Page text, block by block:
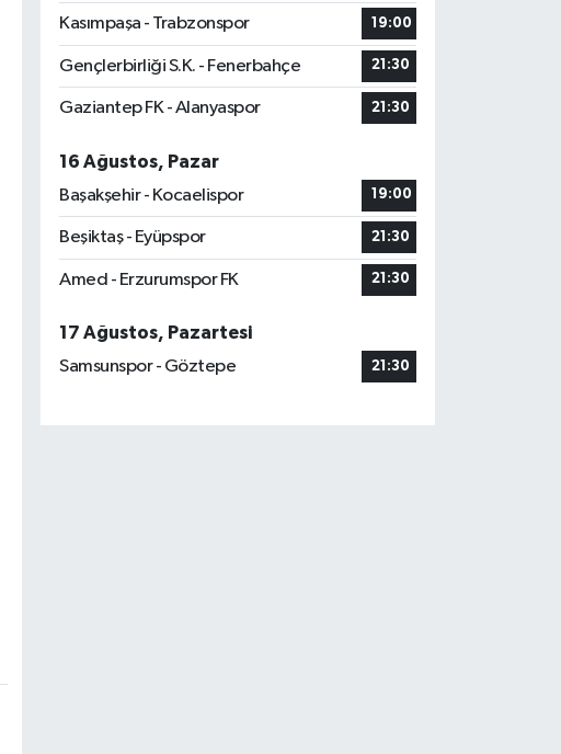
Kasımpaşa - Trabzonspor 19:00
Gençlerbirliği S.K. - Fenerbahçe 21:30
Gaziantep FK - Alanyaspor 21:30
16 Ağustos, Pazar
Başakşehir - Kocaelispor
19:00
Beşiktaş - Eyüpspor 21:30
Amed - Erzurumspor FK 21:30
17 Ağustos, Pazartesi
Samsunspor - Göztepe
21:30